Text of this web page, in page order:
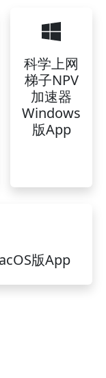
科学上网
梯子NPV
加速器
Windows
版App
版App